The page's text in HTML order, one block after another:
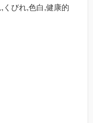
くびれ,色白,健康的